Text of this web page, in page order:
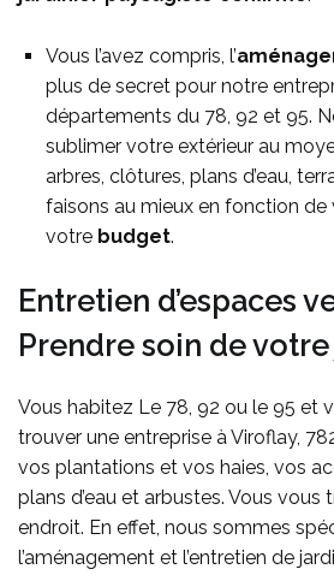
Vous l’avez compris, l’
plus de secret pour notre
départements du 78, 92 et 95.
sublimer votre extérieur au
arbres, clôtures, plans d’eau,
faisons au mieux en fonction de
votre budget.
Entretien d’espaces
Prendre soin de
Vous habitez Le 78, 92 ou le 95 et
trouver une entreprise à Viroflay,
vos plantations et vos haies, vos
plans d’eau et arbustes. Vous vous
endroit. En effet, nous sommes
l’aménagement et l’entretien de